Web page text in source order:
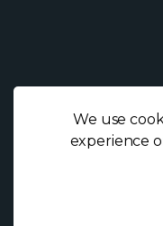
We use
experience